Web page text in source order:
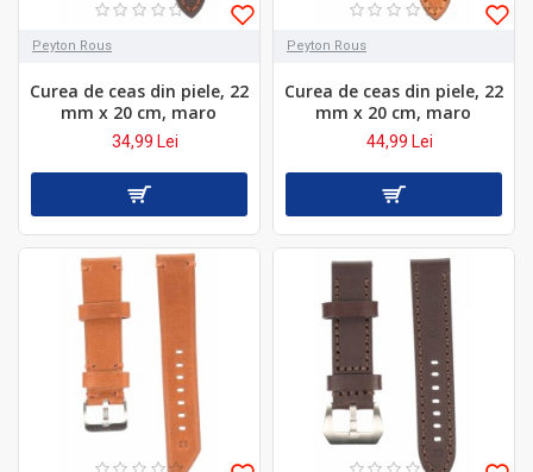
Peyton Rous
Curea de ceas din piele, 22
mm x 20 cm, maro
34,99 Lei
Peyton Rous
Curea de ceas din piele, 22
mm x 20 cm, maro
44,99 Lei